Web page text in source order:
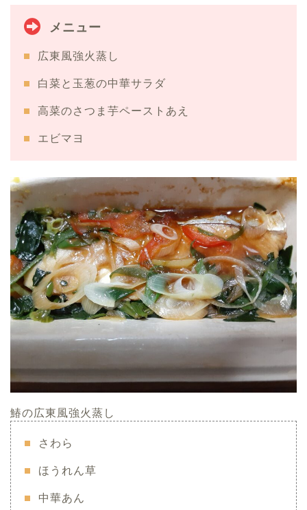
メニュー
広東風強火蒸し
白菜と玉葱の中華サラダ
高菜のさつま芋ペーストあえ
エビマヨ
鰆の広東風強火蒸し
さわら
ほうれん草
中華あん